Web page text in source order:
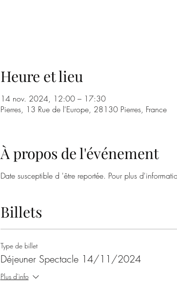
Heure et lieu
14 nov. 2024, 12:00 – 17:30
Pierres, 13 Rue de l'Europe, 28130 Pierres, France
À propos de l'événement
Date susceptible d 'être reportée. Pour plus
Billets
Type de billet
Déjeuner Spectacle 14/11/2024
Plus d'info